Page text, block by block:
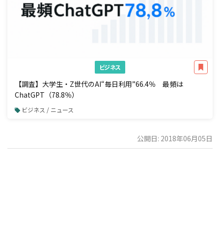
ビジネス
【調査】大学生・Z世代のAI“毎日利用”66.4％ 最頻は
ChatGPT（78.8％）
ビジネス / ニュース
公開日: 2018年06月05日